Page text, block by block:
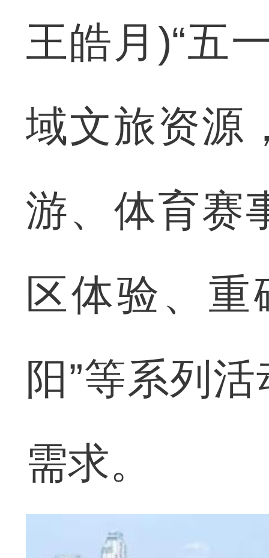
王皓月)“五
域文旅资源
游、体育赛
区体验、
阳”等系列
需求。